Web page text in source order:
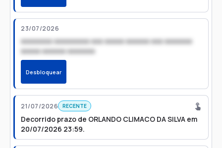
23/07/2026
xxxxxxxx xxxxxxxxx xxx xxxxx xxxxxx xxx xxxxxxx
xxxxx xxxxxx xxxxxxx
Desbloquear
21/07/2026 RECENTE
Decorrido prazo de ORLANDO CLIMACO DA SILVA em
20/07/2026 23:59.